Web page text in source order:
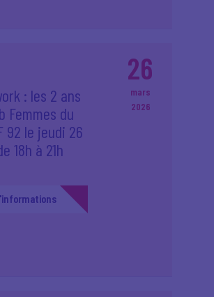
26
mars
2026
: les 2 ans
Femmes du
92 le jeudi 26
18h à 21h